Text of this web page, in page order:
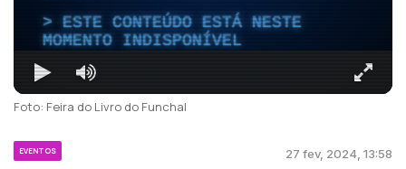
ESTE CONTEÚDO ESTÁ NESTE
MOMENTO INDISPONÍVEL
Foto: Feira do Livro do Funchal
EVENTOS 27 fev, 2024, 13:58